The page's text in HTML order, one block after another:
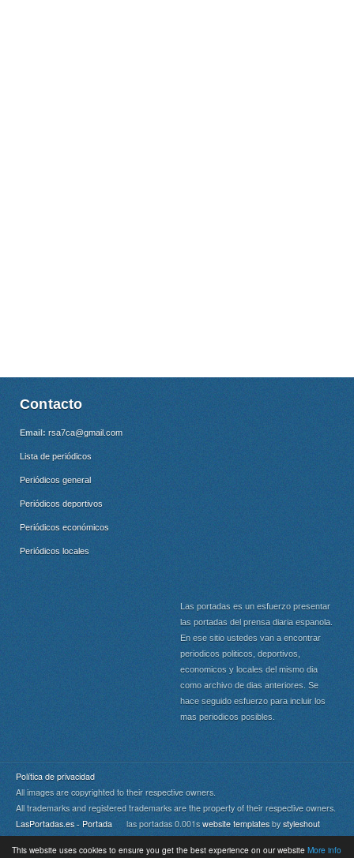
This website uses cookies to ensure you get the best experience on our website More info
Contacto
Email: rsa7ca@gmail.com
Lista de periódicos
Periódicos general
Periódicos deportivos
Periódicos económicos
Periódicos locales
Las portadas es un esfuerzo presentar
las portadas del prensa diaria espanola.
En ese sitio ustedes van a encontrar
periodicos politicos, deportivos,
economicos y locales del mismo dia
como archivo de dias anteriores. Se
hace seguido esfuerzo para incluir los
mas periodicos posibles.
Política de privacidad
All images are copyrighted to their respective owners.
All trademarks and registered trademarks are the property of their respective owners.
LasPortadas.es - Portada las portadas 0.001s website templates by styleshout